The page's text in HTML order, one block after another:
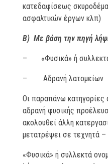
κατεδαφίσεως
ασφαλτικών έργων κλπ)
Β) Με βάση την πηγή
– «Φυσικά» ή
– Αδρανή λατομείων
Οι παραπάνω
αδρανή φυσικής
ακολουθεί άλλη
μετατρέψει σε τεχνητά –
«Φυσικά» ή συλλεκτά